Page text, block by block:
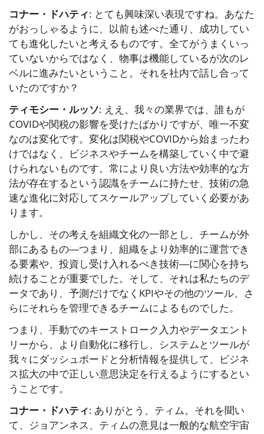
コナー・ドハティ: とても興味深い表現ですね。あなた
がおっしゃるように、以前も述べた通り、成功してい
ても進化したいと考えるものです。全てがうまくいっ
ていないからではなく、物事は機能しているが次のレ
ベルに進みたいということ。それを社内で話し合って
いたのですか？
ティモシー・ルッソ: ええ、我々の業界では、誰もが
COVIDや関税の影響を受けたばかりですが、唯一不変
なのは変化です。変化は関税やCOVIDから始まったわ
けではなく、ビジネスやチームを構築していく中で避
けられないものです。常により良い方法や効率的な方
法が存在するという認識をチームに持たせ、技術の急
速な進化に対応してスケールアップしていく必要があ
ります。
しかし、その考えを組織文化の一部とし、チームが外
部にあるもの―つまり、組織をより効率的に運営でき
る要素や、投資し受け入れるべき技術―に関心を持ち
続けることが重要でした。そして、それは私たちのデ
ータであり、予測だけでなくKPIやその他のツール、さ
らにそれらを管理できるチームによるものでした。
つまり、手動でのキーストローク入力やデータエント
リーから、より自動化に移行し、システムとツールが
我々にダッシュボードと分析情報を提供して、ビジネ
ス拡大の中で正しい意思決定を行えるようにするとい
うことです。
コナー・ドハティ: ありがとう、ティム。それを聞い
て、ジョアンネス、ティムの意見は一般的な航空宇宙